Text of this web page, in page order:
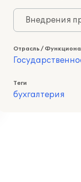
Внедрения
Отрасль /
Теги
бухгалтерия